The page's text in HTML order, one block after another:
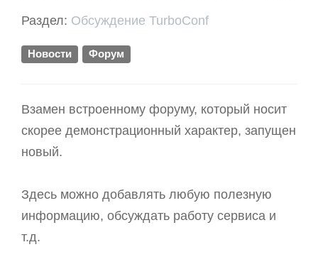
Раздел: Обсуждение TurboConf
Новости Форум
Взамен встроенному форуму, который носит
скорее демонстрационный характер, запущен
новый.
Здесь можно добавлять любую полезную
информацию, обсуждать работу сервиса и
т.д.